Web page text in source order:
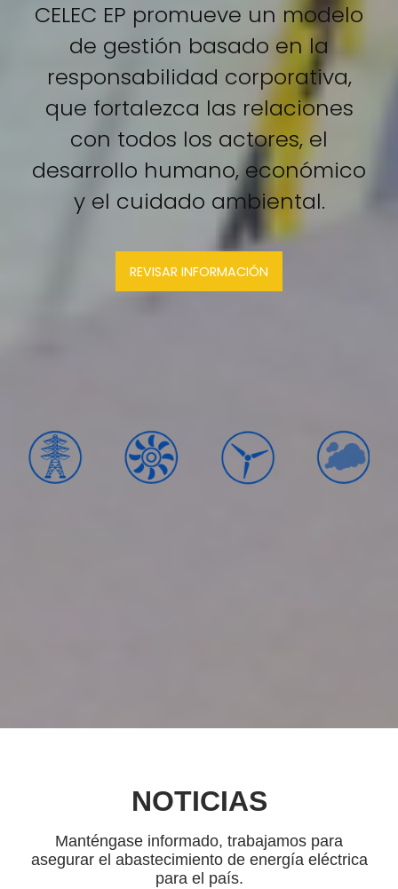
CELEC EP promueve un modelo
de gestión basado en la
responsabilidad corporativa,
que fortalezca las relaciones
con todos los actores, el
desarrollo humano, económico
y el cuidado ambiental.
REVISAR INFORMACIÓN
NOTICIAS
Manténgase informado, trabajamos para
asegurar el abastecimiento de energía eléctrica
para el país.